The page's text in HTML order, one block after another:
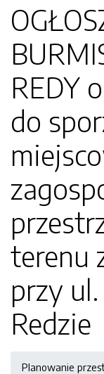
REDY
do
terenu
przy
Redzie
Planowanie